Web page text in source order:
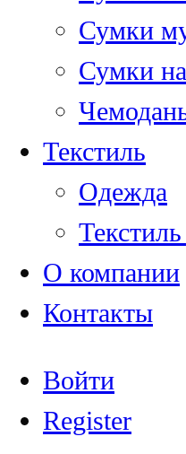
Сумки
Сумки
Текстиль
Одежда
О компании
Контакты
Войти
Register